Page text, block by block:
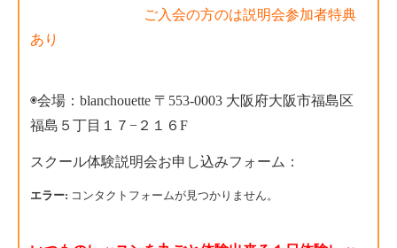
ご入会の方のは説明会参加者特典
あり
◉会場： blanchouette 〒553-0003 大阪府大阪市福島区
福島５丁目１７−２１６F
スクール体験説明会お申し込みフォーム：
エラー: コンタクトフォームが見つかりません。